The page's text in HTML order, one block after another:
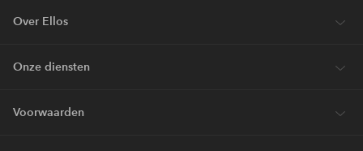
Over Ellos
Onze diensten
Voorwaarden